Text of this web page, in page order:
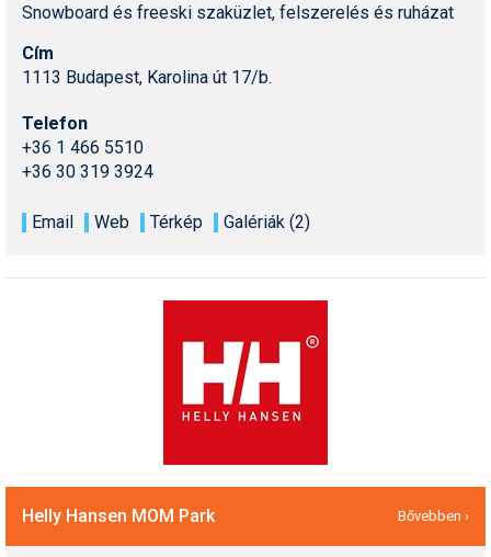
Snowboard
Snowboardfelszerelés
Sportorvos
Túrasí
Snowboard és freeski szaküzlet, felszerelés és ruházat
Cím
1113 Budapest, Karolina út 17/b.
Telefon
+36 1 466 5510
+36 30 319 3924
Email Web Térkép Galériák (2)
Helly Hansen MOM Park Bővebben ›